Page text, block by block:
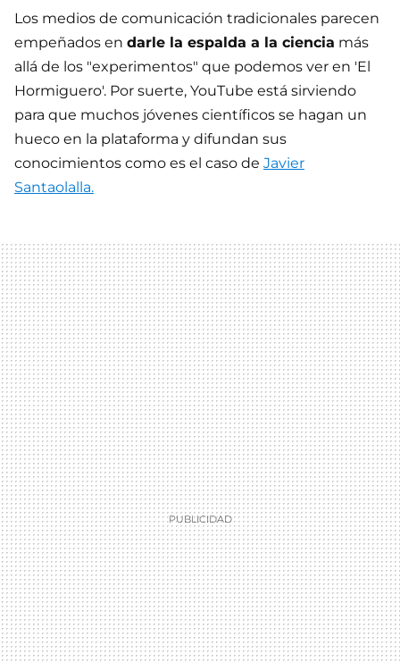
Los medios de comunicación tradicionales parecen
empeñados en darle la espalda a la ciencia más
allá de los "experimentos" que podemos ver en 'El
Hormiguero'. Por suerte, YouTube está sirviendo
para que muchos jóvenes científicos se hagan un
hueco en la plataforma y difundan sus
conocimientos como es el caso de Javier
Santaolalla.